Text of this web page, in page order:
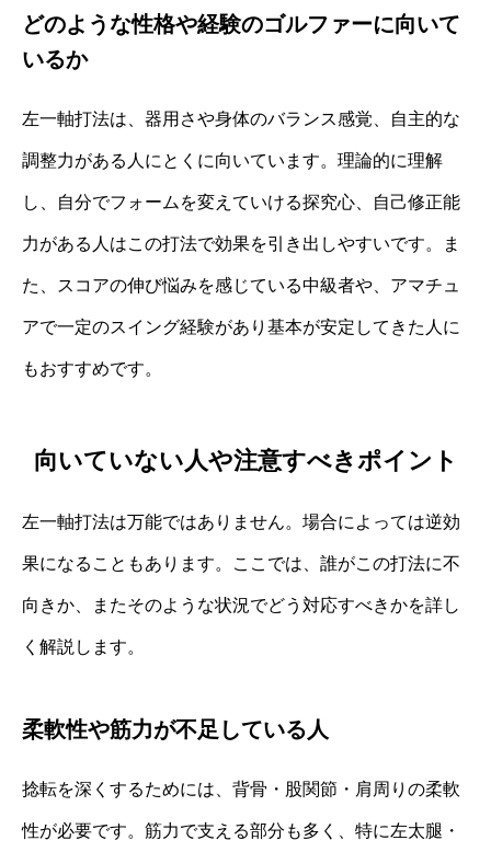
どのような性格や経験のゴルファーに向いて
いるか
左一軸打法は、器用さや身体のバランス感覚、自主的な
調整力がある人にとくに向いています。理論的に理解
し、自分でフォームを変えていける探究心、自己修正能
力がある人はこの打法で効果を引き出しやすいです。ま
た、スコアの伸び悩みを感じている中級者や、アマチュ
アで一定のスイング経験があり基本が安定してきた人に
もおすすめです。
向いていない人や注意すべきポイント
左一軸打法は万能ではありません。場合によっては逆効
果になることもあります。ここでは、誰がこの打法に不
向きか、またそのような状況でどう対応すべきかを詳し
く解説します。
柔軟性や筋力が不足している人
捻転を深くするためには、背骨・股関節・肩周りの柔軟
性が必要です。筋力で支える部分も多く、特に左太腿・